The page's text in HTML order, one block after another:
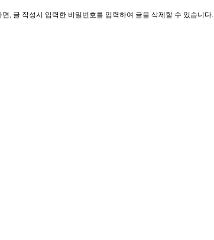
면, 글 작성시 입력한 비밀번호를 입력하여 글을 삭제할 수 있습니다.